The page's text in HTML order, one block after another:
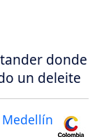
donde
un deleite